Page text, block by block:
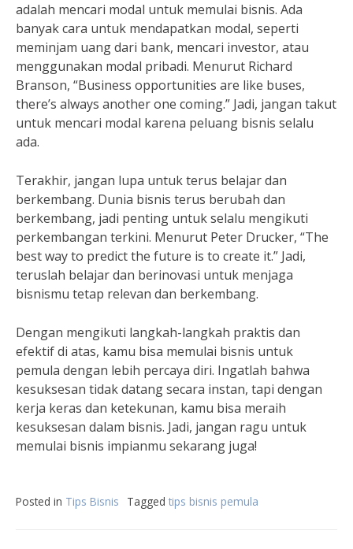
adalah mencari modal untuk memulai bisnis. Ada
banyak cara untuk mendapatkan modal, seperti
meminjam uang dari bank, mencari investor, atau
menggunakan modal pribadi. Menurut Richard
Branson, “Business opportunities are like buses,
there’s always another one coming.” Jadi, jangan takut
untuk mencari modal karena peluang bisnis selalu
ada.
Terakhir, jangan lupa untuk terus belajar dan
berkembang. Dunia bisnis terus berubah dan
berkembang, jadi penting untuk selalu mengikuti
perkembangan terkini. Menurut Peter Drucker, “The
best way to predict the future is to create it.” Jadi,
teruslah belajar dan berinovasi untuk menjaga
bisnismu tetap relevan dan berkembang.
Dengan mengikuti langkah-langkah praktis dan
efektif di atas, kamu bisa memulai bisnis untuk
pemula dengan lebih percaya diri. Ingatlah bahwa
kesuksesan tidak datang secara instan, tapi dengan
kerja keras dan ketekunan, kamu bisa meraih
kesuksesan dalam bisnis. Jadi, jangan ragu untuk
memulai bisnis impianmu sekarang juga!
Posted in Tips Bisnis Tagged tips bisnis pemula